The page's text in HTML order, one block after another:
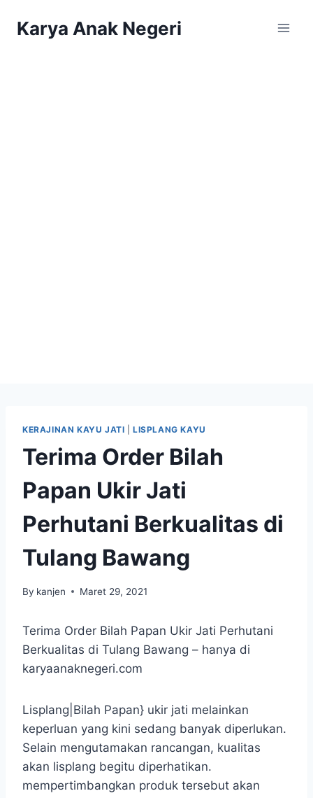
Karya Anak Negeri
KERAJINAN KAYU JATI |LISPLANG KAYU
Terima Order Bilah
Papan Ukir Jati
Perhutani Berkualitas di
Tulang Bawang
By kanjen Maret 29, 2021
Terima Order Bilah Papan Ukir Jati Perhutani
Berkualitas di Tulang Bawang – hanya di
karyaanaknegeri.com
Lisplang|Bilah Papan} ukir jati melainkan
keperluan yang kini sedang banyak diperlukan.
Selain mengutamakan rancangan, kualitas
akan lisplang begitu diperhatikan.
mempertimbangkan produk tersebut akan